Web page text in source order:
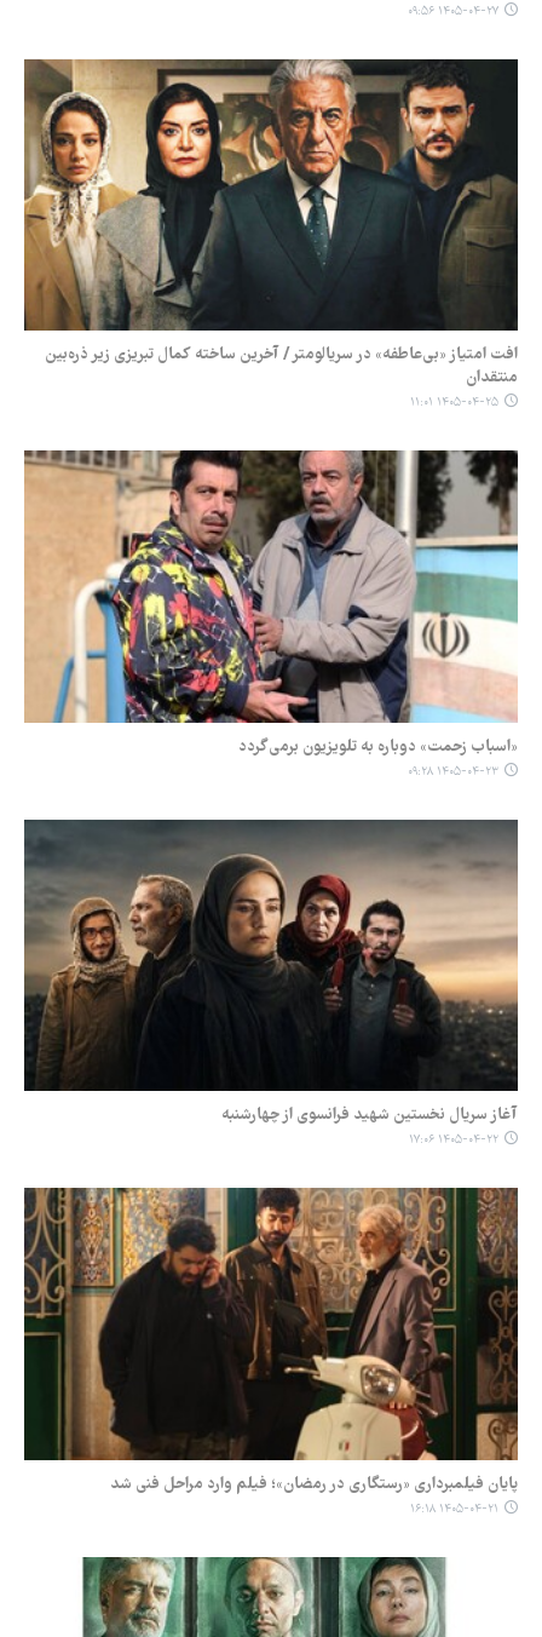
۱۴۰۵-۰۴-۲۷ ۰۹:۵۶
افت امتیاز «بی‌عاطفه» در سریالومتر / آخرین ساخته کمال تبریزی زیر ذره‌بین
منتقدان
۱۴۰۵-۰۴-۲۵ ۱۱:۰۱
«اسباب زحمت» دوباره به تلویزیون برمی‌گردد
۱۴۰۵-۰۴-۲۳ ۰۹:۲۸
آغاز سریال نخستین شهید فرانسوی از چهارشنبه
۱۴۰۵-۰۴-۲۲ ۱۷:۰۶
پایان فیلمبرداری «رستگاری در رمضان»؛ فیلم وارد مراحل فنی شد
۱۴۰۵-۰۴-۲۱ ۱۶:۱۸